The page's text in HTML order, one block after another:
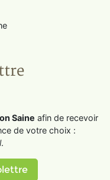
Saine afin de recevoir
de votre choix :
.